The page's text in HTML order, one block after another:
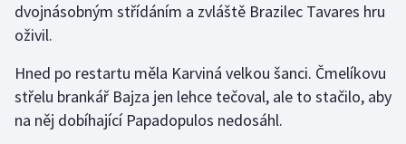
Vodní slalom
Volejbal
Ostatní
dvojnásobným střídáním a zvláště Brazilec Tavares hru
oživil.
Hned po restartu měla Karviná velkou šanci. Čmelíkovu
střelu brankář Bajza jen lehce tečoval, ale to stačilo, aby
na něj dobíhající Papadopulos nedosáhl.